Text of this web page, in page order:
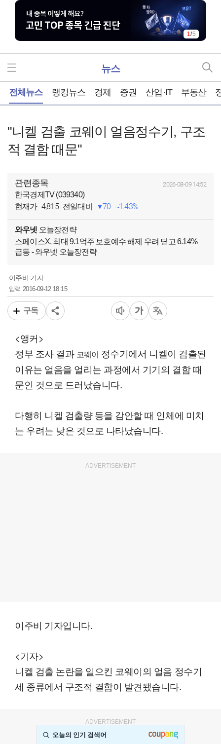
1/5
뉴스
전체뉴스 랭킹뉴스 경제 증권 산업·IT 부동산
"니켈 검출 코웨이 얼음정수기, 구조
적 결함 때문"
관련종목 2026-08-09 14:52
한국경제TV (039340)
현재가 4,815 전일대비 70 1.43%
와우넷 오늘장전략
스페이스X, 최대 9.1억주 보호예수 해제 우려 딛고 6.14%
급등 - 와우넷 오늘장전략
이주비 기자
입력2016-09-12 18:15
구독
<앵커>
정부 조사 결과 코웨이
정수기에서 니켈이 검출된
이유는 얼음을 얼리는 과정에서 기기의 결함 때
문인 것으로 드러났습니다.
다행히 니켈 검출량 등을 감안할 때 인체에 미치
는 우려는 낮은 것으로 나타났습니다.
ADVERTISEMENT
이주비 기자입니다.
<기자>
니켈 검출 논란을 일으킨 코웨이의 얼음 정수기
세 종류에서 구조적 결함이 발견됐습니다.
ADVERTISEMENT